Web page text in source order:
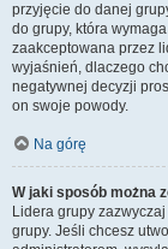
przyjęcie do danej
do grupy, która
zaakceptowana przez
wyjaśnień, dlaczego
negatywnej decyzji
on swoje powody.
Na górę
W jaki sposób można
Lidera grupy
grupy. Jeśli chcesz